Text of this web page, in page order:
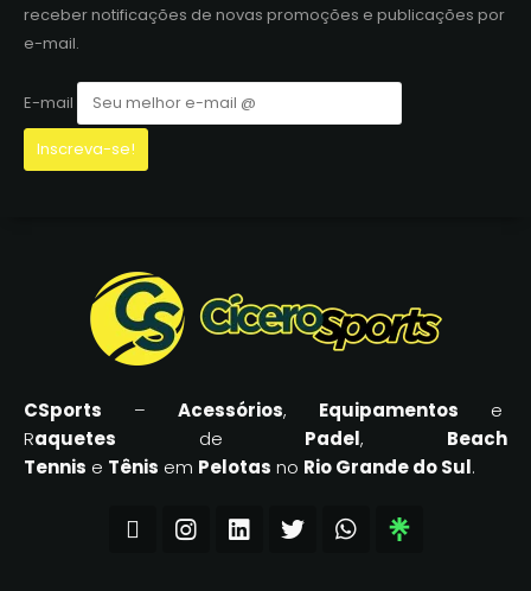
receber notificações de novas promoções e publicações por
e-mail.
E-mail
CSports – Acessórios, Equipamentos e
Raquetes de Padel, Beach
Tennis e Tênis em Pelotas no Rio Grande do Sul.